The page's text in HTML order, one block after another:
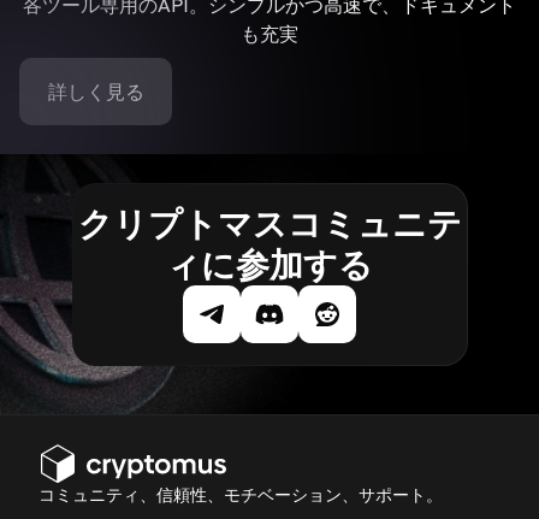
各ツール専用のAPI。シンプルかつ高速で、ドキュメント
も充実
詳しく見る
クリプトマスコミュニテ
ィに参加する
コミュニティ、信頼性、モチベーション、サポート。